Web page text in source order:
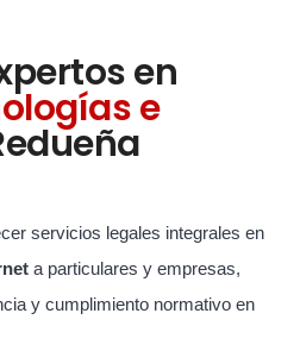
en
e
servicios legales integrales en
a particulares y empresas,
y cumplimiento normativo en